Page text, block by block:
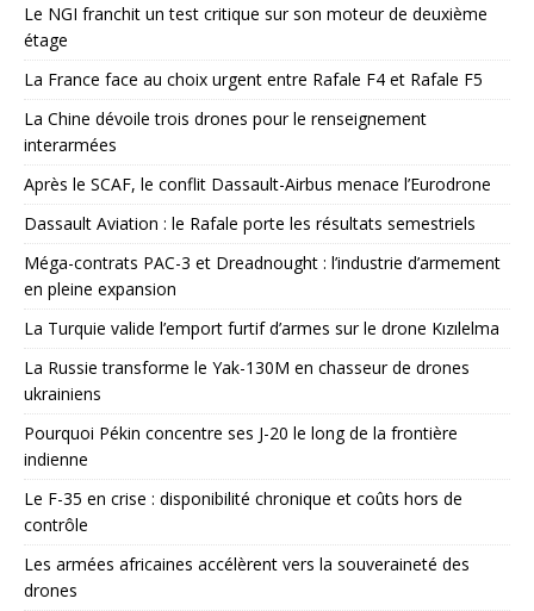
Le NGI franchit un test critique sur son moteur de deuxième
étage
La France face au choix urgent entre Rafale F4 et Rafale F5
La Chine dévoile trois drones pour le renseignement
interarmées
Après le SCAF, le conflit Dassault-Airbus menace l’Eurodrone
Dassault Aviation : le Rafale porte les résultats semestriels
Méga-contrats PAC-3 et Dreadnought : l’industrie d’armement
en pleine expansion
La Turquie valide l’emport furtif d’armes sur le drone Kızılelma
La Russie transforme le Yak-130M en chasseur de drones
ukrainiens
Pourquoi Pékin concentre ses J-20 le long de la frontière
indienne
Le F-35 en crise : disponibilité chronique et coûts hors de
contrôle
Les armées africaines accélèrent vers la souveraineté des
drones